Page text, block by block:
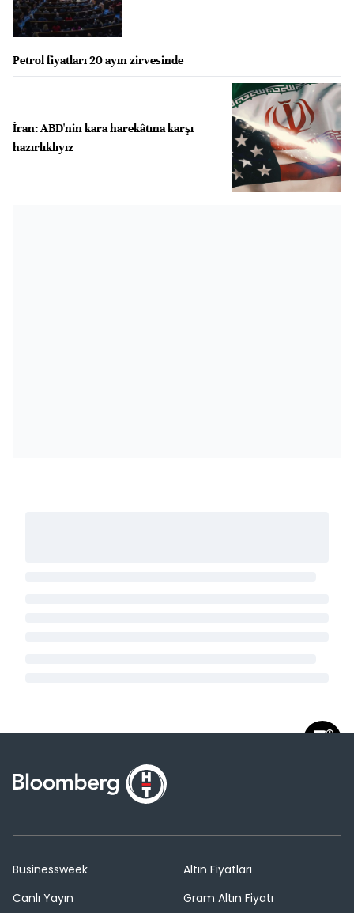
Petrol fiyatları 20 ayın zirvesinde
İran: ABD'nin kara harekâtına karşı
hazırlıklıyız
Businessweek
Canlı Yayın
Altın Fiyatları
Gram Altın Fiyatı